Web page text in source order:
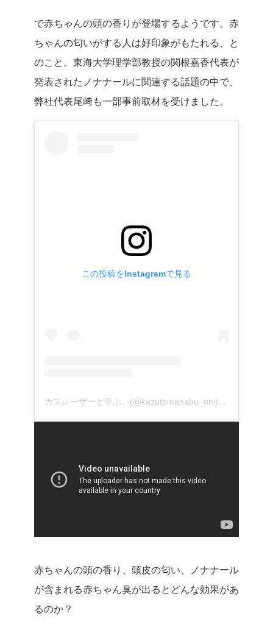
で赤ちゃんの頭の香りが登場するようです。赤
ちゃんの匂いがする人は好印象がもたれる、と
のこと。東海大学理学部教授の関根嘉香代表が
発表されたノナナールに関連する話題の中で、
弊社代表尾﨑も一部事前取材を受けました。
この投稿をInstagramで見る
カズレーザーと学ぶ。(@kazutomanabu_ntv)がシェアした投稿
赤ちゃんの頭の香り、頭皮の匂い、ノナナール
が含まれる赤ちゃん臭が出るとどんな効果があ
るのか？